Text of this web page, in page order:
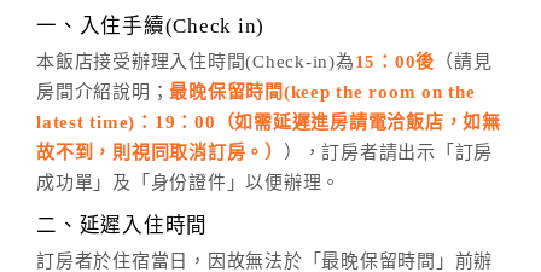
※非客服時間之申辦異動，皆為次日計算及辦理。
五、客服時間
週一至週日，上午9:00～晚上6:00
六、聯絡方式
週一至週日： 客服聯絡單 、LINE@ 、電話：
一、入住手續(Check in)
本飯店接受辦理入住時間(Check-in)為15：00後 （請見
房間介紹說明；最晚保留時間(keep the room on the
latest time)：19：00（如需延遲進房請電洽飯店，如無
故不到，則視同取消訂房。）
），訂房者請出示「訂房
成功單」及「身份證件」以便辦理。
二、延遲入住時間
訂房者於住宿當日，因故無法於「最晚保留時間」前辦